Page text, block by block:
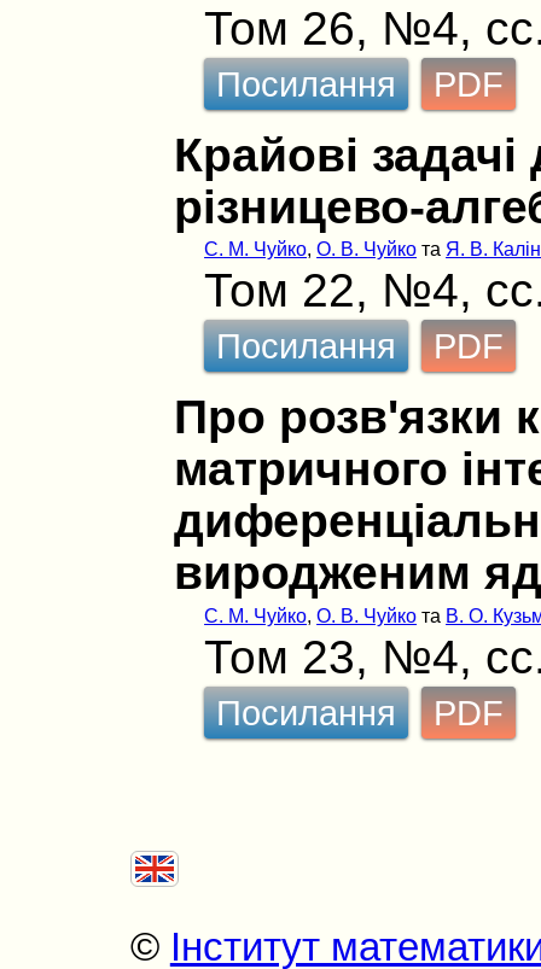
Том 26, №4,
Посилання PDF
Крайові
різницево-
С. М. Чуйко,О. В. Чуйко та Я. В.
Том 22, №4,
Посилання PDF
Про розв'язки
матричного
виродженим
С. М. Чуйко,О. В. Чуйко та В. О.
Том 23, №4,
Посилання PDF
© Інститут